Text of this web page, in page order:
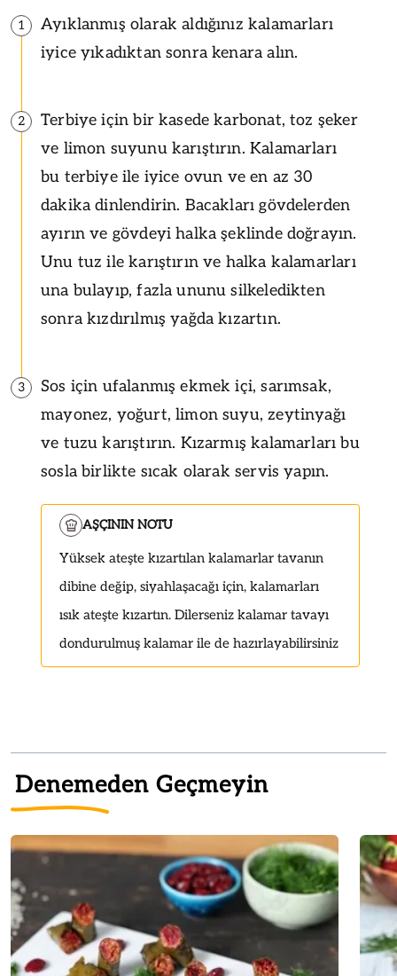
1
Ayıklanmış olarak aldığınız kalamarları
iyice yıkadıktan sonra kenara alın.
2
Terbiye için bir kasede karbonat, toz şeker
ve limon suyunu karıştırın. Kalamarları
bu terbiye ile iyice ovun ve en az 30
dakika dinlendirin. Bacakları gövdelerden
ayırın ve gövdeyi halka şeklinde doğrayın.
Unu tuz ile karıştırın ve halka kalamarları
una bulayıp, fazla ununu silkeledikten
sonra kızdırılmış yağda kızartın.
3
Sos için ufalanmış ekmek içi, sarımsak,
mayonez, yoğurt, limon suyu, zeytinyağı
ve tuzu karıştırın. Kızarmış kalamarları bu
sosla birlikte sıcak olarak servis yapın.
AŞÇININ NOTU
Yüksek ateşte kızartılan kalamarlar tavanın
dibine değip, siyahlaşacağı için, kalamarları
ısık ateşte kızartın. Dilerseniz kalamar tavayı
dondurulmuş kalamar ile de hazırlayabilirsiniz
Denemeden Geçmeyin